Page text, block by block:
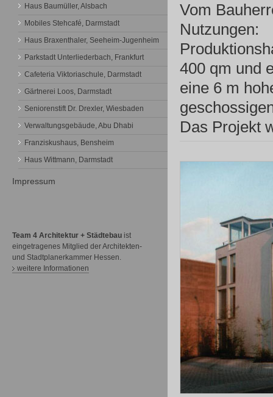
Haus Baumüller, Alsbach
Mobiles Stehcafé, Darmstadt
Haus Braxenthaler, Seeheim-Jugenheim
Parkstadt Unterliederbach, Frankfurt
Cafeteria Viktoriaschule, Darmstadt
Gärtnerei Loos, Darmstadt
Seniorenstift Dr. Drexler, Wiesbaden
Verwaltungsgebäude, Abu Dhabi
Franziskushaus, Bensheim
Haus Wittmann, Darmstadt
Impressum
Team 4 Architektur + Städtebau ist
eingetragenes Mitglied der Architekten-
und Stadtplanerkammer Hessen.
weitere Informationen
Vom
Nutzungen:
400 qm und
eine 6 m
Das Projekt